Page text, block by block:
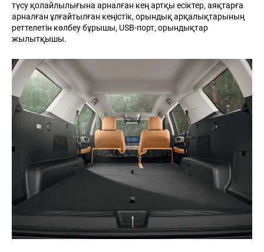
түсу қолайлылығына арналған кең артқы есіктер, аяқтарға
арналған ұлғайтылған кеңістік, орындық арқалықтарының
реттелетін көлбеу бұрышы, USB-порт, орындықтар
жылытқышы.